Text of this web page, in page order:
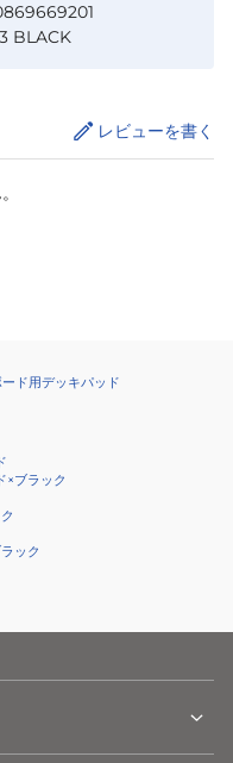
BLACK
レビューを書く
ド用デッキパッド
×ブラック
ック